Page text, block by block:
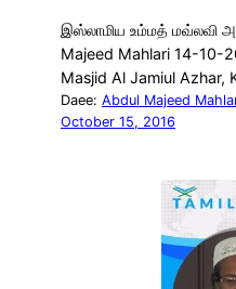
இஸ்லாமிய உம்மத் மவ்லவி
Majeed Mahlari 14-10-
Masjid Al Jamiul Azhar,
Daee: Abdul Majeed
October 15, 2016